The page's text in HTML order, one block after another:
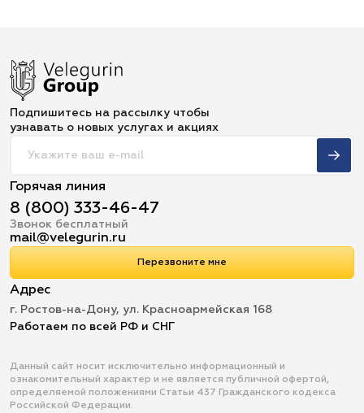
Подпишитесь на рассылку чтобы
узнавать о новых услугах и акциях
Горячая линия
8 (800) 333-46-47
Звонок бесплатный
mail@velegurin.ru
Перезвоните мне
Адрес
г. Ростов-на-Дону, ул. Красноармейская 168
Работаем по всей РФ и СНГ
Данный сайт носит исключительно информационный и
ознакомительный характер и не является публичной офертой,
определяемой положениями Статьи 437 Гражданского кодекса
Российской Федерации.